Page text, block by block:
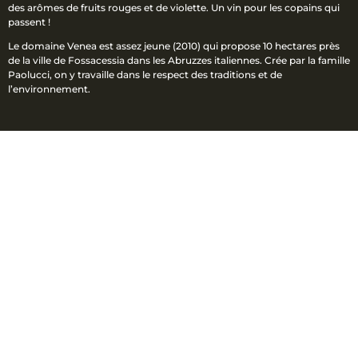
des arômes de fruits rouges et de violette. Un vin pour les copains qui
passent !
Le domaine Venea est assez jeune (2010) qui propose 10 hectares près
de la ville de Fossacessia dans les Abruzzes italiennes. Crée par la famille
Paolucci, on y travaille dans le respect des traditions et de
l’environnement.